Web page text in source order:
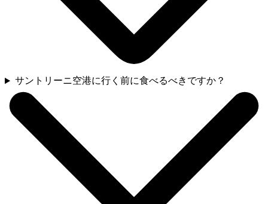
サントリーニ空港に行く前に食べるべきですか？